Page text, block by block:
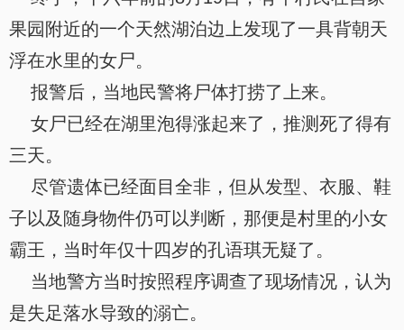
果园附近的一个天然湖泊边上发现了一具背朝天
浮在水里的女尸。
报警后，当地民警将尸体打捞了上来。
女尸已经在湖里泡得涨起来了，推测死了得有
三天。
尽管遗体已经面目全非，但从发型、衣服、鞋
子以及随身物件仍可以判断，那便是村里的小女
霸王，当时年仅十四岁的孔语琪无疑了。
当地警方当时按照程序调查了现场情况，认为
是失足落水导致的溺亡。